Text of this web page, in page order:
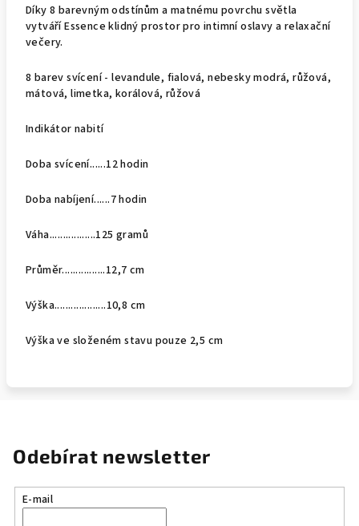
Díky 8 barevným odstínům a matnému povrchu světla
vytváří Essence klidný prostor pro intimní oslavy a relaxační
večery.
8 barev svícení - levandule, fialová, nebesky modrá, růžová,
mátová, limetka, korálová, růžová
Indikátor nabití
Doba svícení......12 hodin
Doba nabíjení......7 hodin
Váha.................125 gramů
Průměr................12,7 cm
Výška...................10,8 cm
Výška ve složeném stavu pouze 2,5 cm
Odebírat newsletter
E-mail